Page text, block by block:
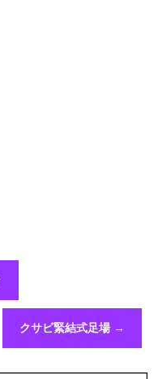
クサビ緊結式足場 →